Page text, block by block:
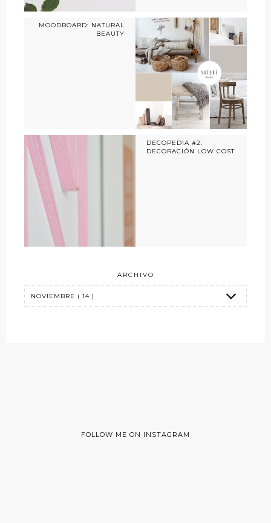
MOODBOARD: NATURAL
BEAUTY
DECOPEDIA #2:
DECORACIÓN LOW COST
ARCHIVO
FOLLOW ME ON INSTAGRAM